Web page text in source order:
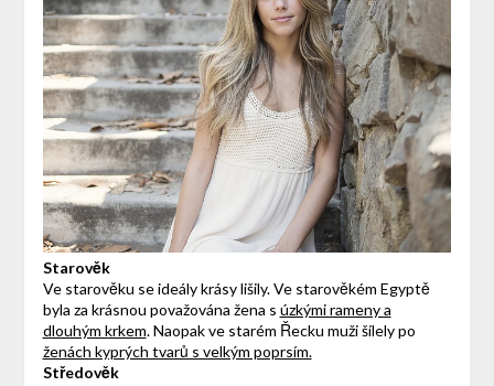
Starověk
Ve starověku se ideály krásy lišily. Ve starověkém Egyptě
byla za krásnou považována žena s úzkými rameny a
dlouhým krkem. Naopak ve starém Řecku muži šílely po
ženách kyprých tvarů s velkým poprsím.
Středověk